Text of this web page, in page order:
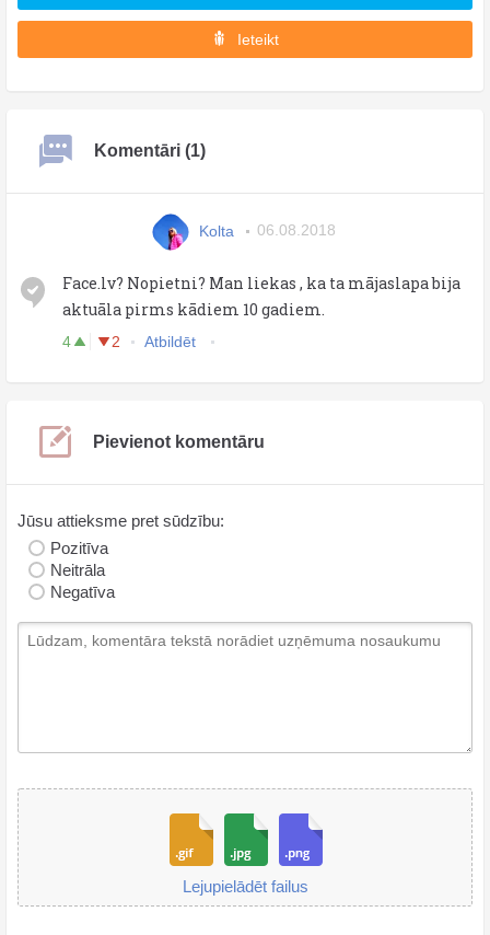
Ieteikt
Komentāri (1)
Kolta 06.08.2018
Face.lv? Nopietni? Man liekas , ka ta mājaslapa bija
aktuāla pirms kādiem 10 gadiem.
4 2 Atbildēt
Pievienot komentāru
Jūsu attieksme pret sūdzību:
Pozitīva
Neitrāla
Negatīva
Lejupielādēt failus